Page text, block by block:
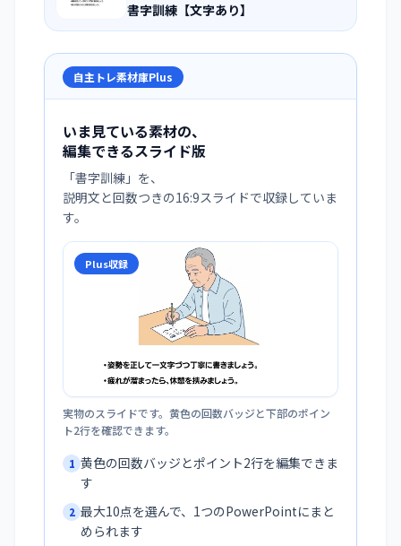
書字訓練【文字あり】
自主トレ素材庫Plus
いま見ている素材の、
編集できるスライド版
「書字訓練 」を、
説明文と回数つきの16:9スライドで収録していま
す。
Plus収録
実物のスライドです。黄色の回数バッジと下部のポイン
ト2行を確認できます。
1 黄色の回数バッジとポイント2行を編集できま
す
2 最大10点を選んで、1つのPowerPointにまと
められます